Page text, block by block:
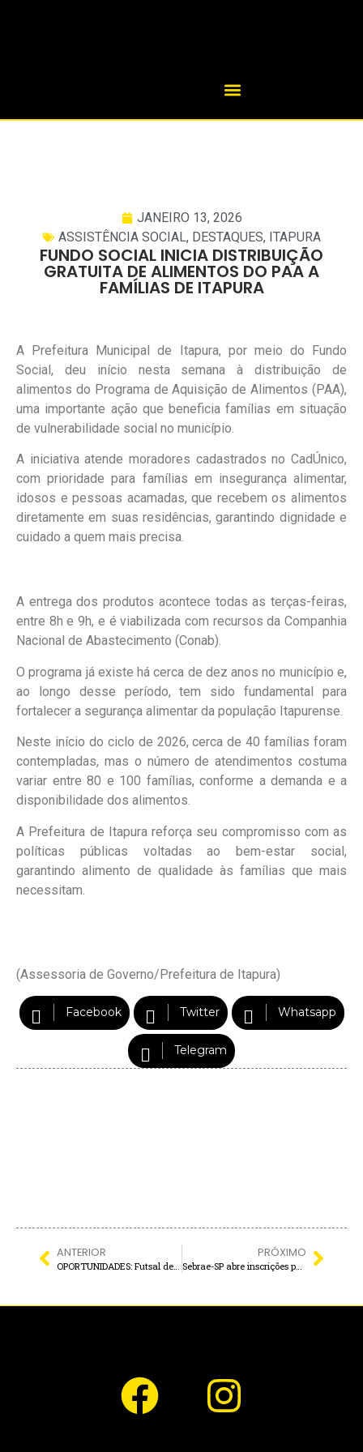
JANEIRO 13, 2026
ASSISTÊNCIA SOCIAL, DESTAQUES, ITAPURA
FUNDO SOCIAL INICIA DISTRIBUIÇÃO
GRATUITA DE ALIMENTOS DO PAA A
FAMÍLIAS DE ITAPURA
A Prefeitura Municipal de Itapura, por meio do Fundo
Social, deu início nesta semana à distribuição de
alimentos do Programa de Aquisição de Alimentos (PAA),
uma importante ação que beneficia famílias em situação
de vulnerabilidade social no município.
A iniciativa atende moradores cadastrados no CadÚnico,
com prioridade para famílias em insegurança alimentar,
idosos e pessoas acamadas, que recebem os alimentos
diretamente em suas residências, garantindo dignidade e
cuidado a quem mais precisa.
A entrega dos produtos acontece todas as terças-feiras,
entre 8h e 9h, e é viabilizada com recursos da Companhia
Nacional de Abastecimento (Conab).
O programa já existe há cerca de dez anos no município e,
ao longo desse período, tem sido fundamental para
fortalecer a segurança alimentar da população Itapurense.
Neste início do ciclo de 2026, cerca de 40 famílias foram
contempladas, mas o número de atendimentos costuma
variar entre 80 e 100 famílias, conforme a demanda e a
disponibilidade dos alimentos.
A Prefeitura de Itapura reforça seu compromisso com as
políticas públicas voltadas ao bem-estar social,
garantindo alimento de qualidade às famílias que mais
necessitam.
(Assessoria de Governo/Prefeitura de Itapura)
Facebook Twitter Whatsapp
Telegram
ANTERIOR PRÓXIMO
Sebrae-SP abre inscrições para 264 VAGAS PARA EMPRESAS DE ARAÇATUBA E REGIÃO